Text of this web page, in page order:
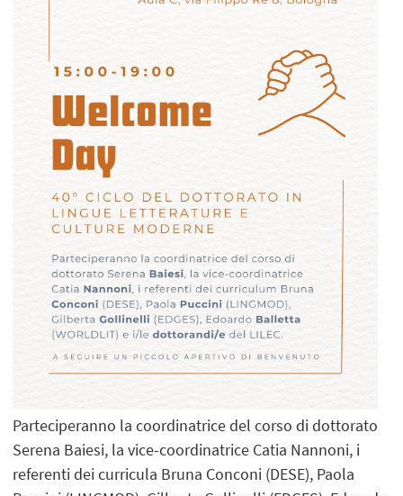
Parteciperanno la coordinatrice del corso di dottorato
Serena Baiesi, la vice-coordinatrice Catia Nannoni, i
referenti dei curricula Bruna Conconi (DESE), Paola